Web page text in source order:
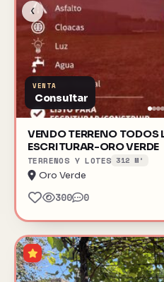
‹
VENTA
Consultar
VENDO TERRENO TODOS
ESCRITURAR-ORO VERDE
TERRENOS Y LOTES 312 M²
Oro Verde
300 0